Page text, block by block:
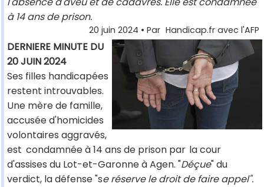
à 14 ans de prison.
20 juin 2024 • Par Handicap.fr avec l'AFP
DERNIERE MINUTE DU
20 JUIN 2024
Ses filles handicapées
restent introuvables.
Une mère de famille,
accusée d'homicides
volontaires aggravés,
est condamnée à 14 ans de prison par la cour
d'assises du Lot-et-Garonne à Agen. "Déçue" du
verdict, la défense "se réserve le droit de faire appel".